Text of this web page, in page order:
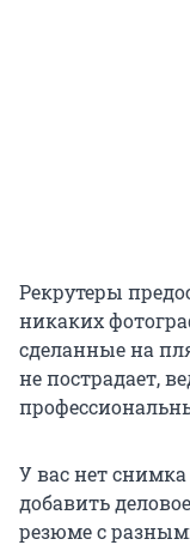
Рекрутеры
никаких
сделанные на
не пострадает,
У вас нет
добавить
резюме с